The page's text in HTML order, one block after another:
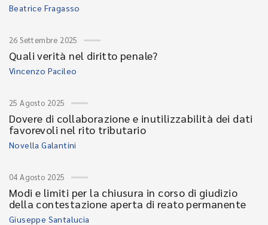
Beatrice Fragasso
26 Settembre 2025
Quali verità nel diritto penale?
Vincenzo Pacileo
25 Agosto 2025
Dovere di collaborazione e inutilizzabilità dei dati
favorevoli nel rito tributario
Novella Galantini
04 Agosto 2025
Modi e limiti per la chiusura in corso di giudizio
della contestazione aperta di reato permanente
Giuseppe Santalucia